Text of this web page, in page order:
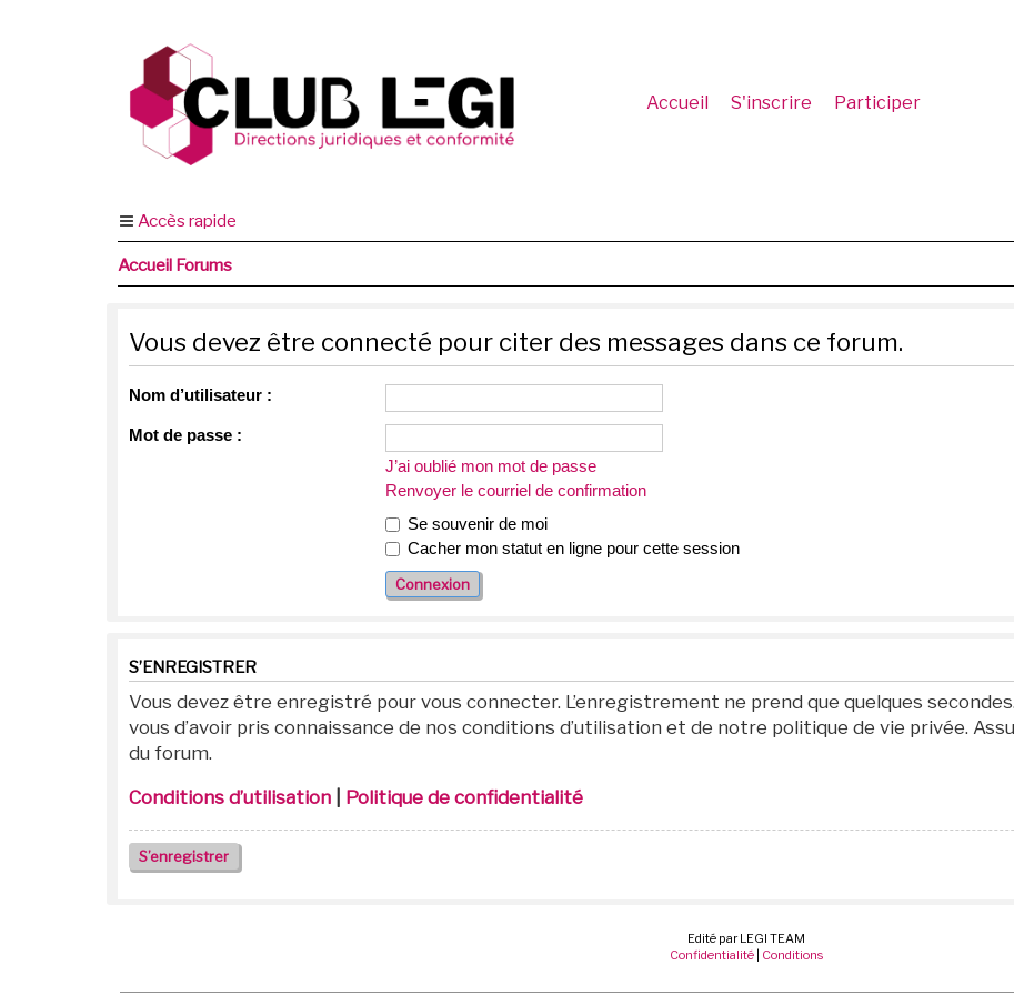
Accueil S'inscrire Participer
Accès rapide
Accueil Forums
Vous devez être connecté pour citer des messages dans ce forum.
Nom d’utilisateur :
Mot de passe :
J’ai oublié mon mot de passe
Renvoyer le courriel de confirmation
Se souvenir de moi
Cacher mon statut en ligne pour cette session
S’ENREGISTRER
Vous devez être enregistré pour vous connecter. L’enregistrement ne prend que quelques
vous d’avoir pris connaissance de nos conditions d’utilisation et de notre politique de vie privée.
du forum.
Conditions d’utilisation
Politique de confidentialité
S’enregistrer
Edité par LEGI TEAM
Confidentialité Conditions